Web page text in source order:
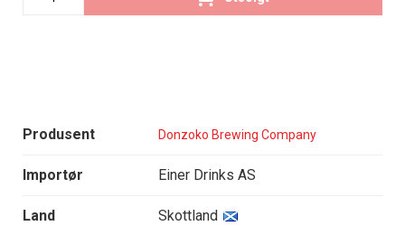
Produsent Donzoko Brewing Company
Importør Einer Drinks AS
Land Skottland